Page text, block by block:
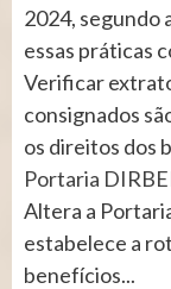
2024, segundo
essas práticas
Verificar
consignados
os direitos dos
Portaria
Altera a
estabelece a
benefícios...